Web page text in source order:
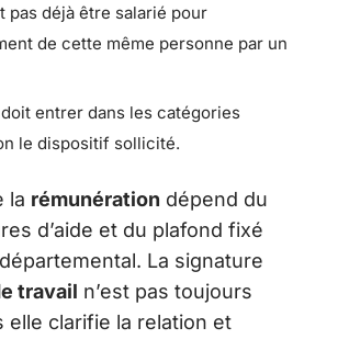
pas déjà être salarié pour
de cette même personne par un
entrer dans les catégories
le dispositif sollicité.
la rémunération dépend du
d’aide et du plafond fixé
La signature
travail n’est pas toujours
elle clarifie la relation et